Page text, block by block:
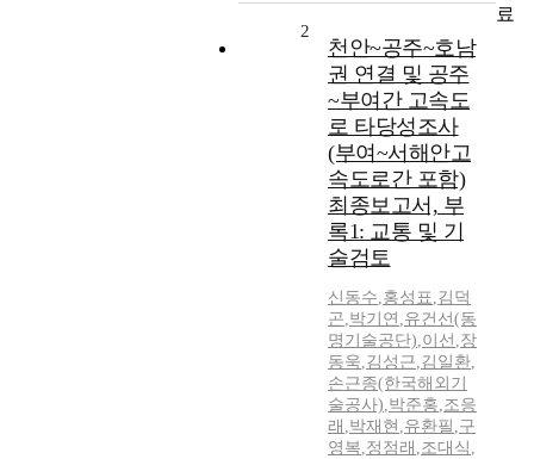
2
천안~공주~호남
권 연결 및 공주
~부여간 고속도
로 타당성조사
(부여~서해안고
속도로간 포함)
최종보고서, 부
록1: 교통 및 기
술검토
신동수,홍성표,김덕
곤,박기연 ,유건선(동
명기술공단),이선 ,장
동욱,김성근,김일환,
손근종(한국해외기
술공사),박준홍,조응
래 ,박재현 ,유환필 ,구
영복,정점래 ,조대식 ,
료